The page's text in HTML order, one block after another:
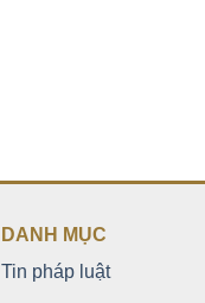
DANH MỤC
Tin pháp luật